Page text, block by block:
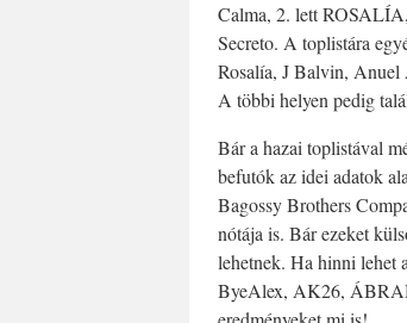
Calma, 2. lett
Secreto. A toplistára
Rosalía, J Balvin,
A többi helyen pedig
Bár a hazai toplistával
befutók az idei adatok
Bagossy Brothers
nótája is. Bár ezeket
lehetnek. Ha hinni lehet
ByeAlex, AK26,